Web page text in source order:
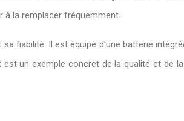
à la remplacer fréquemment.
fiabilité. Il est équipé d’une batterie
un exemple concret de la qualité et de